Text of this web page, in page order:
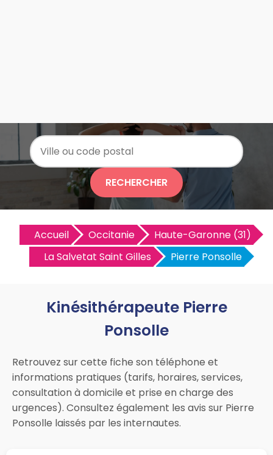
RECHERCHER
Accueil Occitanie
Haute-Garonne (31)
La Salvetat Saint Gilles
Pierre Ponsolle
Kinésithérapeute Pierre
Ponsolle
Retrouvez sur cette fiche son téléphone et
informations pratiques (tarifs, horaires, services,
consultation à domicile et prise en charge des
urgences). Consultez également les avis sur Pierre
Ponsolle laissés par les internautes.